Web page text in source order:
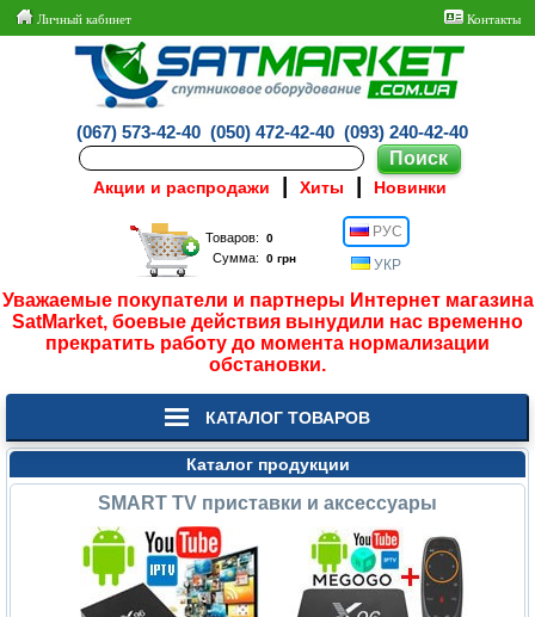
Личный кабинет Контакты
(067) 573-42-40 (050) 472-42-40 (093) 240-42-40
Акции и распродажи | Хиты | Новинки
Товаров:
Сумма:
РУС
УКР
Уважаемые покупатели и партнеры Интернет магазина
SatMarket, боевые действия вынудили нас временно
прекратить работу до момента нормализации
обстановки.
КАТАЛОГ ТОВАРОВ
Каталог продукции
SMART TV приставки и аксессуары